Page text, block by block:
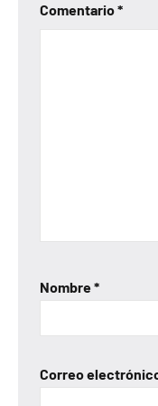
Comentario*
Nombre*
Correo